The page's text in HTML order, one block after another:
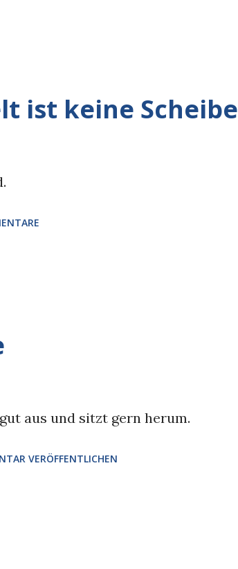
ist keine Scheibe
aus und sitzt gern herum.
VERÖFFENTLICHEN